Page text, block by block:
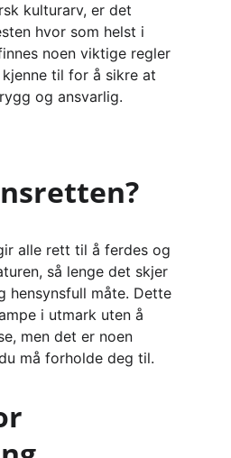
kulturarv, er det
hvor som helst i
noen viktige regler
til for å sikre at
og ansvarlig.
alle rett til å ferdes og
så lenge det skjer
hensynsfull måte. Dette
i utmark uten å
men det er noen
må forholde deg til.